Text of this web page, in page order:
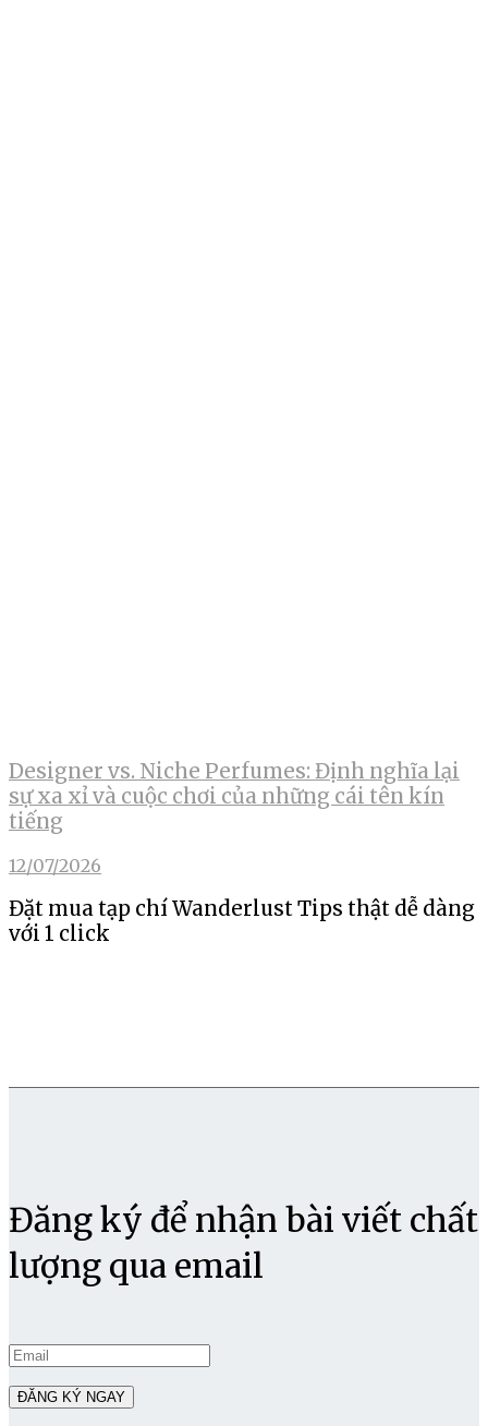
Designer vs. Niche Perfumes: Định nghĩa lại
sự xa xỉ và cuộc chơi của những cái tên kín
tiếng
12/07/2026
Đặt mua tạp chí Wanderlust Tips thật dễ dàng
với 1 click
Đăng ký để nhận bài viết chất
lượng qua email